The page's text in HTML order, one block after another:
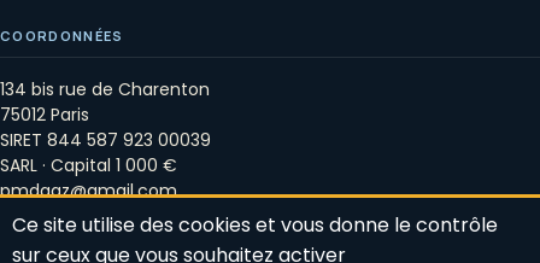
COORDONNÉES
134 bis rue de Charenton
75012 Paris
SIRET 844 587 923 00039
SARL · Capital 1 000 €
pmdgaz@gmail.com
Mentions légales
Ce site utilise des cookies et vous donne le contrôle
sur ceux que vous souhaitez activer